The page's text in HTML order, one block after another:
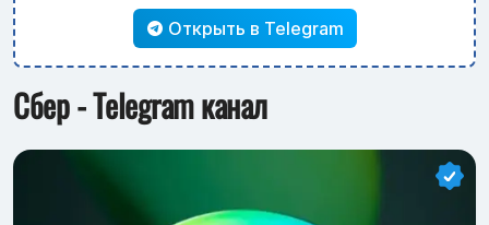
Открыть в Telegram
Сбер - Telegram канал